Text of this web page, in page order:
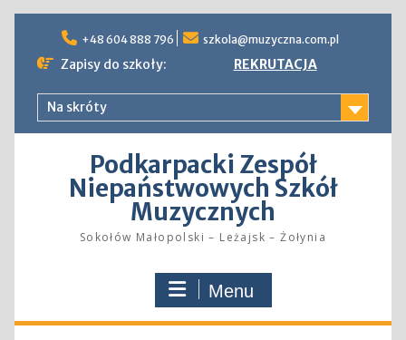
content
+48 604 888 796 szkola@muzyczna.com.pl
Zapisy do szkoły: REKRUTACJA
Na skróty
Podkarpacki Zespół
Niepaństwowych Szkół
Muzycznych
Sokołów Małopolski – Leżajsk – Żołynia
Menu